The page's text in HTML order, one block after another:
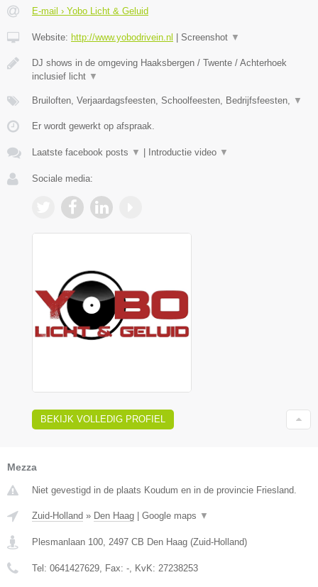
E-mail › Yobo Licht & Geluid
Website: http://www.yobodrivein.nl Screenshot ▼
DJ shows in de omgeving Haaksbergen / Twente / Achterhoek
inclusief licht ▼
Bruiloften, Verjaardagsfeesten, Schoolfeesten, Bedrijfsfeesten, ▼
Er wordt gewerkt op afspraak.
Laatste facebook posts ▼ Introductie video ▼
Sociale media:
BEKIJK VOLLEDIG PROFIEL
Mezza
Niet gevestigd in de plaats Koudum en in de provincie Friesland.
Zuid-Holland » Den Haag Google maps ▼
Plesmanlaan 100 2497 CB Den Haag (Zuid-Holland)
Tel: 0641427629 , Fax: - , KvK: 27238253